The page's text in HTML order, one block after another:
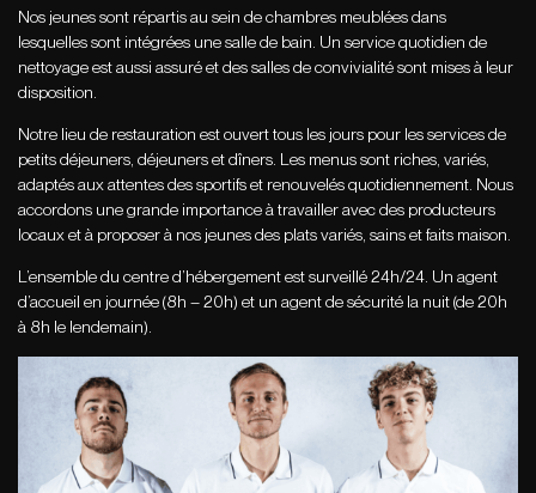
Nos jeunes sont répartis au sein de chambres meublées dans
lesquelles sont intégrées une salle de bain. Un service quotidien de
nettoyage est aussi assuré et des salles de convivialité sont mises à leur
disposition.
Notre lieu de restauration est ouvert tous les jours pour les services de
petits déjeuners, déjeuners et dîners. Les menus sont riches, variés,
adaptés aux attentes des sportifs et renouvelés quotidiennement. Nous
accordons une grande importance à travailler avec des producteurs
locaux et à proposer à nos jeunes des plats variés, sains et faits maison.
L’ensemble du centre d’hébergement est surveillé 24h/24. Un agent
d’accueil en journée (8h – 20h) et un agent de sécurité la nuit (de 20h
à 8h le lendemain).